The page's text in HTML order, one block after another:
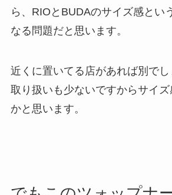
ら、RIOとBUDAのサイズ感とい
なる問題だと思います。
近くに置いてる店があれば別でし
取り扱いも少ないですからサイ
かと思います。